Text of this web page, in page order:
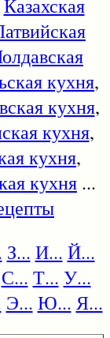
Казахская
кухня,
кухня,
кухня,
кухня,
кухня ...
З... И... Й...
С... Т... У...
Э... Ю... Я...